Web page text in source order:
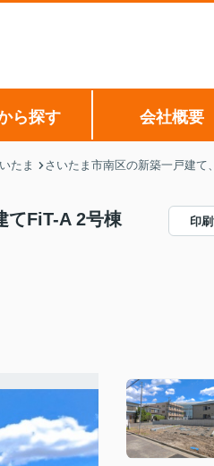
ら探す 会社概要
たま
さいたま市南区の新築一戸建て
てFiT-A 2号棟 印